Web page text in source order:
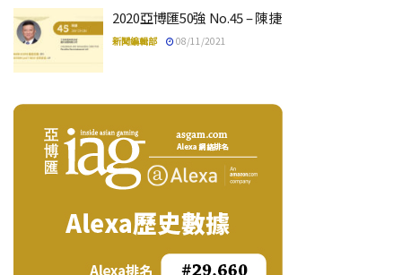
2020亞博匯50強 No.45 – 陳捷
新聞編輯部 08/11/2021